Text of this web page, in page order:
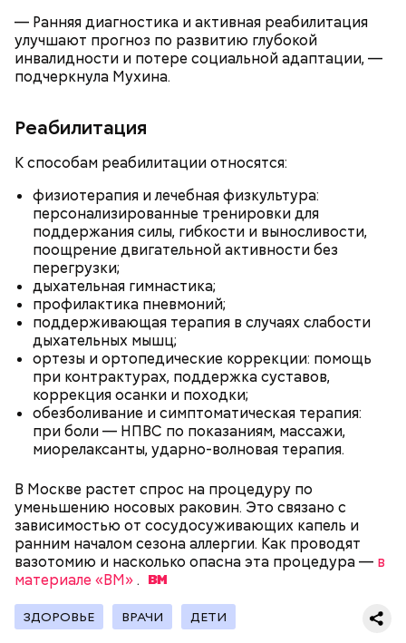
— Ранняя диагностика и активная реабилитация
улучшают прогноз по развитию глубокой
инвалидности и потере социальной адаптации, —
подчеркнула Мухина.
Реабилитация
К способам реабилитации относятся:
физиотерапия и лечебная физкультура:
персонализированные тренировки для
поддержания силы, гибкости и выносливости,
поощрение двигательной активности без
перегрузки;
дыхательная гимнастика;
профилактика пневмоний;
поддерживающая терапия в случаях слабости
дыхательных мышц;
ортезы и ортопедические коррекции: помощь
при контрактурах, поддержка суставов,
коррекция осанки и походки;
обезболивание и симптоматическая терапия:
при боли — НПВС по показаниям, массажи,
миорелаксанты, ударно-волновая терапия.
В Москве растет спрос на процедуру по
уменьшению носовых раковин. Это связано с
зависимостью от сосудосуживающих капель и
ранним началом сезона аллергии. Как проводят
вазотомию и насколько опасна эта процедура — в
материале «ВМ».
ЗДОРОВЬЕ ВРАЧИ ДЕТИ
В Международный день холостяка все мужчины
без пары видятся со своими друзьями, устраивают
вечеринки, играют в видеоигры и проводят время,
наслаждаясь свободой и независимостью, пока
это возможно, ведь может быть и так, что через год
они уже не будут холостяками.
День малины со сливками
Ингредиенты:
брынза;
помидоры черри либо грунтовые.
беременным, кормящим женщинам;
людям с ослабленной иммунной системой;
пожилым;
детям.
нитратов, которое вызовет головокружение,
гипоксию и ухудшение физического состояния, —
предостерегла Соломатина.